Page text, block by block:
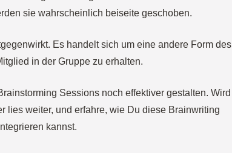
sie wahrscheinlich beiseite geschoben.
Es handelt sich um eine andere Form des
in der Gruppe zu erhalten.
Sessions noch effektiver gestalten. Wird
lies weiter, und erfahre, wie Du diese Brainwriting
kannst.